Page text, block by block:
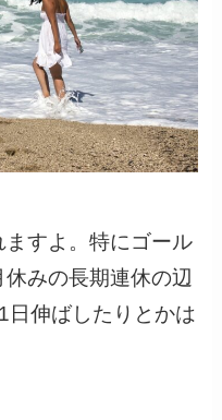
すよ。特にゴール
みの長期連休の辺
日伸ばしたりとかは